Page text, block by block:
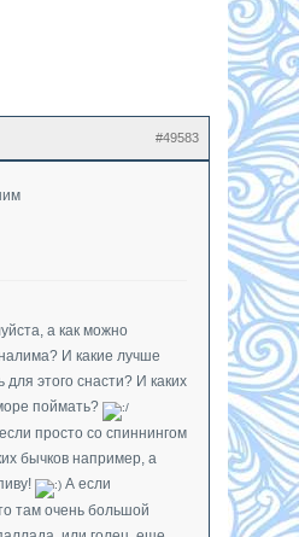
#49583
а как можно
И какие лучше
для этого снасти? И каких
поймать?
просто со спиннингом
бычков например, а
А если
там очень большой